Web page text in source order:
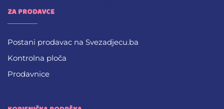
ZA PRODAVCE
Postani prodavac na Svezadjecu.ba
Kontrolna ploča
Prodavnice